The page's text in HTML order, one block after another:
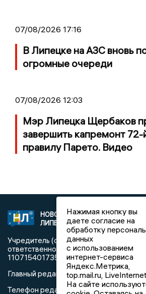
07/08/2026 17:16
В Липецке на АЗС вновь
огромные очереди
07/08/2026 12:03
Мэр Липецка Щербаков
завершить капремонт
правилу Парето. Видео
НОВОСТИ
ЛИПЕЦКА
2021 ©
«Новости Липецка»
Учредитель (соучредители):
ответственностью
1107154017354)
Главный редактор: Герцог Е.Г.
Телефон редакции: +7 903 699 9427
Нажимая кнопку вы
даете согласие на
обработку
данных
с использованием
интернет-сервиса
Яндекс.Метрика,
top.mail.ru,
На сайте